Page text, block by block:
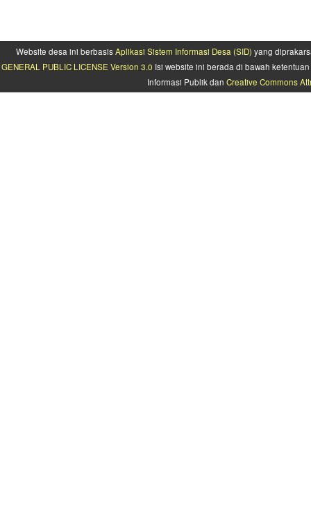
Website desa ini berbasisAplikasi Sistem Informasi Desa (SID) yang
GENERAL PUBLIC LICENSE Version 3.0 Isi website ini berada di bawah
Informasi Publik dan Creative Commons